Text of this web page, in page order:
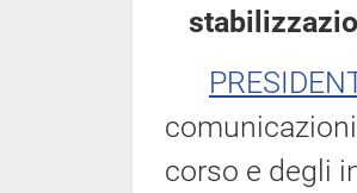
corso e degli